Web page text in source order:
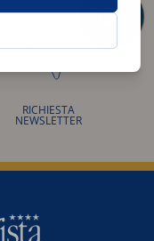
RICHIESTA
NEWSLETTER